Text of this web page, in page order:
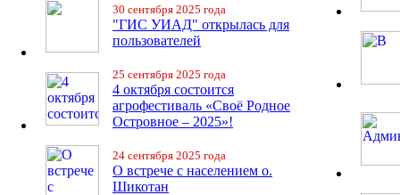
30 сентября 2025 года
"ГИС УИАД" открылась для
пользователей
25 сентября 2025 года
4 октября состоится
агрофестиваль «Своё Родное
Островное – 2025»!
24 сентября 2025 года
О встрече с населением о.
Шикотан